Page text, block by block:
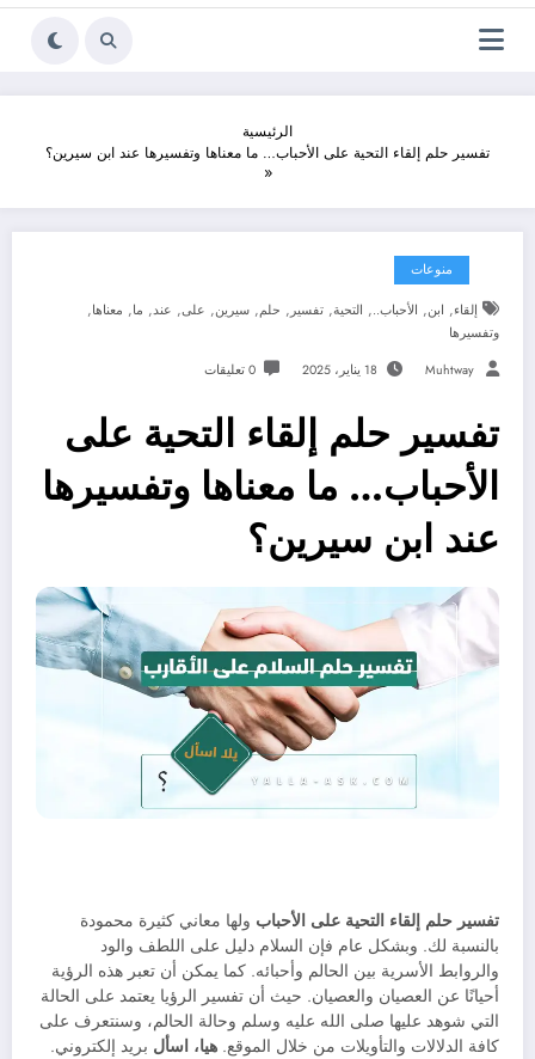
الرئيسية
تفسير حلم إلقاء التحية على الأحباب… ما معناها وتفسيرها عند ابن سيرين؟
منوعات
إلقاء, ابن, الأحباب.., التحية, تفسير , حلم, سيرين, على, عند, ما, معناها,
وتفسيرها
Muhtway 18 يناير، 2025 0 تعليقات
تفسير حلم إلقاء التحية على
الأحباب… ما معناها وتفسيرها
عند ابن سيرين؟
تفسير حلم إلقاء التحية على الأحباب ولها معاني كثيرة محمودة
بالنسبة لك. وبشكل عام فإن السلام دليل على اللطف والود
والروابط الأسرية بين الحالم وأحبائه. كما يمكن أن تعبر هذه الرؤية
أحيانًا عن العصيان والعصيان. حيث أن تفسير الرؤيا يعتمد على الحالة
التي شوهد عليها صلى الله عليه وسلم وحالة الحالم، وسنتعرف على
كافة الدلالات والتأويلات من خلال الموقع. هيا، اسأل بريد إلكتروني.